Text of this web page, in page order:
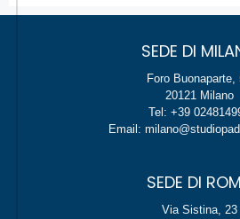
SEDE DI
Foro Buonaparte,
20121 Milano
Tel: +39
Email:
SEDE DI
Via Sistina, 23